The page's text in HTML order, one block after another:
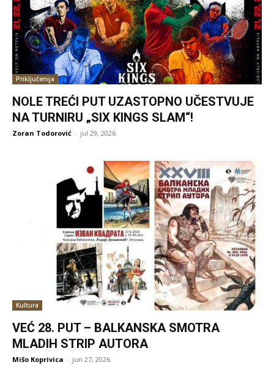
Priključenija
NOLE TREĆI PUT UZASTOPNO UČESTVUJE
NA TURNIRU „SIX KINGS SLAM“!
Zoran Todorović - jul 29, 2026
Kultura
VEĆ 28. PUT – BALKANSKA SMOTRA
MLADIH STRIP AUTORA
Mišo Koprivica - jun 27, 2026